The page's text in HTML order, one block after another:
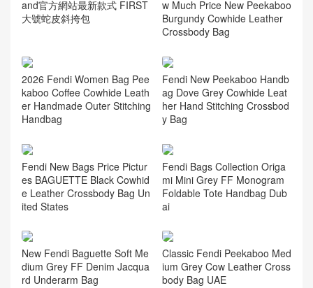
and官方網站最新款式 FIRST
大號蛇皮斜挎包
w Much Price New Peekaboo
Burgundy Cowhide Leather
Crossbody Bag
2026 Fendi Women Bag Pee
kaboo Coffee Cowhide Leath
er Handmade Outer Stitching
Handbag
Fendi New Peekaboo Handb
ag Dove Grey Cowhide Leat
her Hand Stitching Crossbod
y Bag
Fendi New Bags Price Pictur
es BAGUETTE Black Cowhid
e Leather Crossbody Bag Un
ited States
Fendi Bags Collection Origa
mi Mini Grey FF Monogram
Foldable Tote Handbag Dub
ai
New Fendi Baguette Soft Me
dium Grey FF Denim Jacqua
rd Underarm Bag
Classic Fendi Peekaboo Med
ium Grey Cow Leather Cross
body Bag UAE